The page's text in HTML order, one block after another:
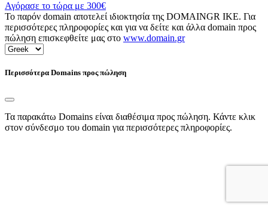
Αγόρασε το τώρα με 300€
Το παρόν domain αποτελεί ιδιοκτησία της DOMAINGR ΙΚΕ. Για
περισσότερες πληροφορίες και για να δείτε και άλλα domain προς
πώληση επισκεφθείτε μας στο www.domain.gr
Περισσότερα Domains προς πώληση
Τα παρακάτω Domains είναι διαθέσιμα προς πώληση. Κάντε κλικ
στον σύνδεσμο του domain για περισσότερες πληροφορίες.